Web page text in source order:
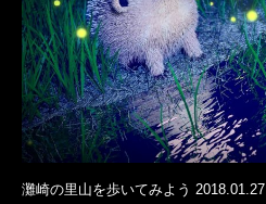
灘崎の里山を歩いてみよう 2018.01.27